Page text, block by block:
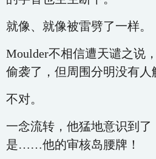
就像、就像被雷劈了一样。
Moulder不相信遭天谴之说
偷袭了，但周围分明没有人
不对。
一念流转，他猛地意识到
是……他的审核岛腰牌！